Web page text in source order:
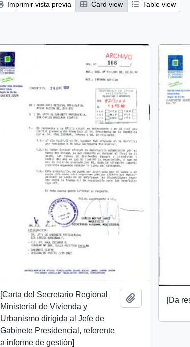
Imprimir vista previa Card view Table view
[Carta del Secretario Regional
Ministerial de Vivienda y
Urbanismo dirigida al Jefe de
Gabinete Presidencial, referente
a informe de gestión]
Añadir al[Da